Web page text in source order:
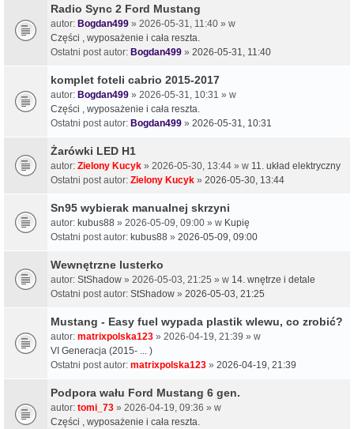
Radio Sync 2 Ford Mustang
autor: Bogdan499 » 2026-05-31, 11:40 » w
Części , wyposażenie i cała reszta.
Ostatni post autor: Bogdan499 » 2026-05-31, 11:40
komplet foteli cabrio 2015-2017
autor: Bogdan499 » 2026-05-31, 10:31 » w
Części , wyposażenie i cała reszta.
Ostatni post autor: Bogdan499 » 2026-05-31, 10:31
Żarówki LED H1
autor: Zielony Kucyk » 2026-05-30, 13:44 » w 11. układ elektryczny
Ostatni post autor: Zielony Kucyk » 2026-05-30, 13:44
Sn95 wybierak manualnej skrzyni
autor: kubus88 » 2026-05-09, 09:00 » w Kupię
Ostatni post autor: kubus88 » 2026-05-09, 09:00
Wewnętrzne lusterko
autor: StShadow » 2026-05-03, 21:25 » w 14. wnętrze i detale
Ostatni post autor: StShadow » 2026-05-03, 21:25
Mustang - Easy fuel wypada plastik wlewu, co zrobić?
autor: matrixpolska123 » 2026-04-19, 21:39 » w
VI Generacja (2015- ... )
Ostatni post autor: matrixpolska123 » 2026-04-19, 21:39
Podpora wału Ford Mustang 6 gen.
autor: tomi_73 » 2026-04-19, 09:36 » w
Części , wyposażenie i cała reszta.